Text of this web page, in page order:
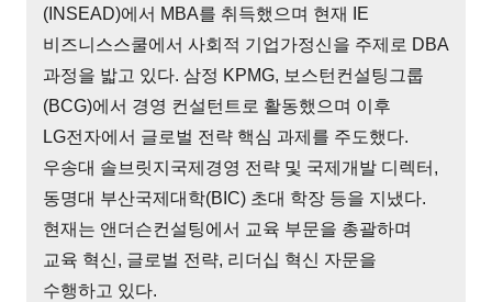
(INSEAD)에서 MBA를 취득했으며 현재 IE
비즈니스스쿨에서 사회적 기업가정신을 주제로 DBA
과정을 밟고 있다. 삼정 KPMG, 보스턴컨설팅그룹
(BCG)에서 경영 컨설턴트로 활동했으며 이후
LG전자에서 글로벌 전략 핵심 과제를 주도했다.
우송대 솔브릿지국제경영 전략 및 국제개발 디렉터,
동명대 부산국제대학(BIC) 초대 학장 등을 지냈다.
현재는 앤더슨컨설팅에서 교육 부문을 총괄하며
교육 혁신, 글로벌 전략, 리더십 혁신 자문을
수행하고 있다.